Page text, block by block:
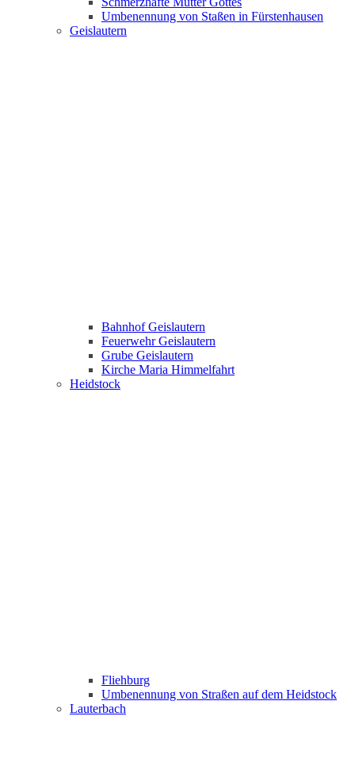
Umbenennung von Staßen in Fürstenhausen
Geislautern
Bahnhof Geislautern
Feuerwehr Geislautern
Grube Geislautern
Kirche Maria Himmelfahrt
Heidstock
Fliehburg
Umbenennung von Straßen auf dem Heidstock
Lauterbach